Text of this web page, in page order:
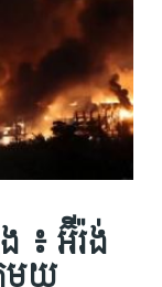
៖ អ៊ីរ៉ង់